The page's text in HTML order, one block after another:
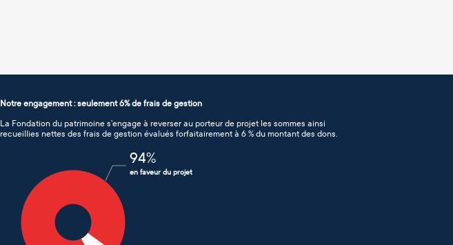
Notre engagement : seulement 6% de frais de gestion
La Fondation du patrimoine s’engage à reverser au porteur de projet les sommes ainsi
recueillies nettes des frais de gestion évalués forfaitairement à 6 % du montant des dons.
94%
en faveur du projet